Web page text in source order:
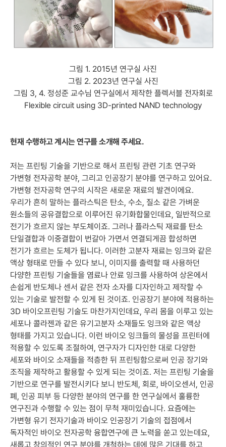
그림 1. 2015년 연구실 사진
그림 2. 2023년 연구실 사진
그림 3, 4. 정성준 교수님 연구실에서 제작한 플렉서블 전자회로
Flexible circuit using 3D-printed NAND technology
현재 수행하고 계시는 연구를 소개해 주세요.
저는 프린팅 기술을 기반으로 해서 프린팅 관련 기초 연구와
가변형 전자공학 분야, 그리고 인공장기 분야를 연구하고 있어요.
가변형 전자공학 연구의 시작은 새로운 재료의 발견이에요.
우리가 흔히 말하는 플라스틱은 탄소, 수소, 질소 같은 가벼운
원소들의 공유결합으로 이루어진 유기화합물인데요, 일반적으로
전기가 흐르지 않는 부도체이죠. 그러나 플라스틱 재료를 탄소
단일결합과 이중결합이 번갈아 가면서 연결되게끔 합성하면
전기가 흐르는 도체가 됩니다. 이러한 고분자 재료는 잉크와 같은
액상 형태로 만들 수 있다 보니, 이미지를 출력할 때 사용하던
다양한 프린팅 기술들을 염료나 안료 잉크를 사용하여 상온에서
손쉽게 반도체나 센서 같은 전자 소자를 디자인하고 제작할 수
있는 기술로 발전할 수 있게 된 것이죠. 인공장기 분야에 적용하는
3D 바이오프린팅 기술도 마찬가지인데요, 우리 몸을 이루고 있는
세포나 콜라젠과 같은 유기고분자 소재들도 잉크와 같은 액상
형태를 가지고 있습니다. 이런 바이오 잉크들의 물성을 프린터에
적용할 수 있도록 조절하여, 연구자가 디자인한 대로 다양한
세포와 바이오 소재들을 적층한 뒤 프린팅함으로써 인공 장기와
조직을 제작하고 활용할 수 있게 되는 것이죠. 저는 프린팅 기술을
기반으로 연구를 발전시키다 보니 반도체, 회로, 바이오센서, 인공
폐, 인공 피부 등 다양한 분야의 연구를 한 연구실에서 훌륭한
연구진과 수행할 수 있는 점이 무척 재미있습니다. 요즘에는
가변형 유기 전자기술과 바이오 인공장기 기술의 접점에서
독자적인 바이오 전자공학 융합연구에 큰 노력을 쏟고 있는데요,
새롭고 창의적인 연구 분야를 개척하는 데에 많은 기대를 하고